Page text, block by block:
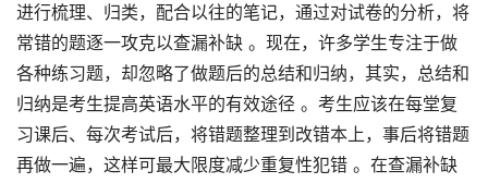
进行梳理、归类，配合以往的笔记，通过对试卷的分析，将
常错的题逐一攻克以查漏补缺 。现在，许多学生专注于做
各种练习题，却忽略了做题后的总结和归纳，其实，总结和
归纳是考生提高英语水平的有效途径 。考生应该在每堂复
习课后、每次考试后，将错题整理到改错本上，事后将错题
再做一遍，这样可最大限度减少重复性犯错 。在查漏补缺